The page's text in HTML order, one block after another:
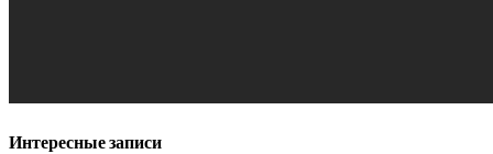
Интересные записи